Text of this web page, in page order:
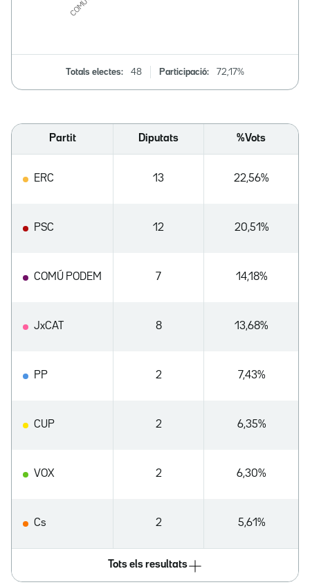
Totals electes: 48 Participació: 72,17%
Partit Diputats %Vots
ERC 13 22,56%
PSC 12 20,51%
COMÚ PODEM 7 14,18%
JxCAT 8 13,68%
PP 2 7,43%
CUP 2 6,35%
VOX 2 6,30%
Cs 2 5,61%
Tots els resultats